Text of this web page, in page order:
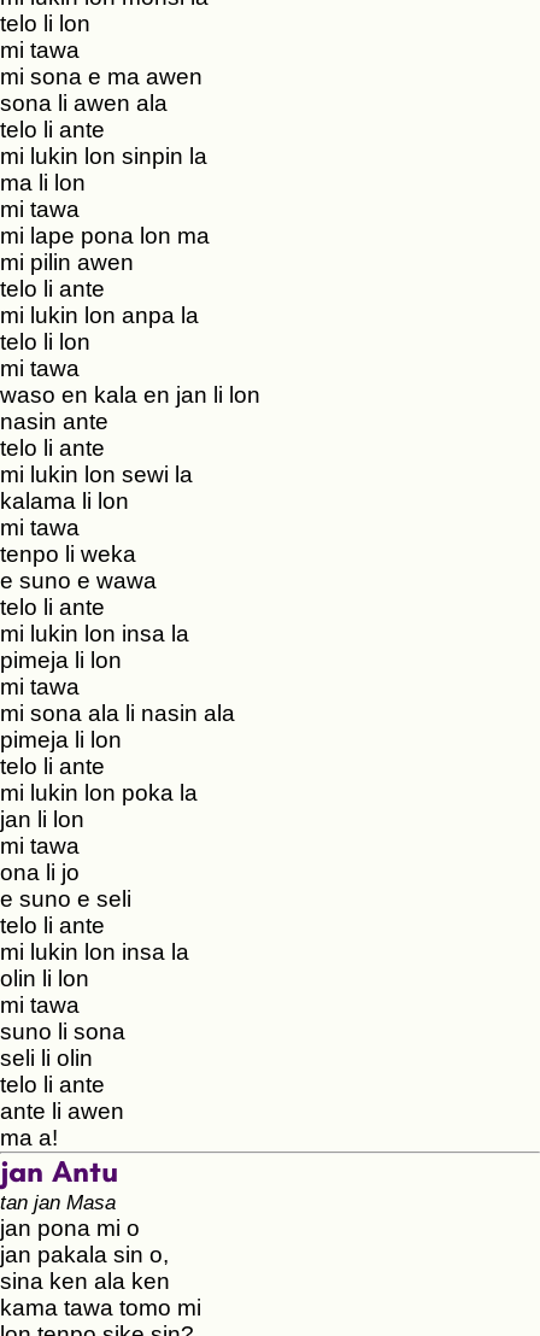
telo li lon
mi tawa
mi sona e ma awen
sona li awen ala
telo li ante
mi lukin lon sinpin la
ma li lon
mi tawa
mi lape pona lon ma
mi pilin awen
telo li ante
mi lukin lon anpa la
telo li lon
mi tawa
waso en kala en jan li lon
nasin ante
telo li ante
mi lukin lon sewi la
kalama li lon
mi tawa
tenpo li weka
e suno e wawa
telo li ante
mi lukin lon insa la
pimeja li lon
mi tawa
mi sona ala li nasin ala
pimeja li lon
telo li ante
mi lukin lon poka la
jan li lon
mi tawa
ona li jo
e suno e seli
telo li ante
mi lukin lon insa la
olin li lon
mi tawa
suno li sona
seli li olin
telo li ante
ante li awen
ma a!
jan Antu
tan jan Masa
jan pona mi o
jan pakala sin o,
sina ken ala ken
kama tawa tomo mi